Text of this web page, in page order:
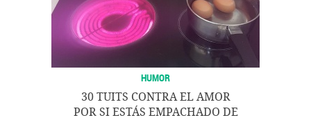
HUMOR
30 TUITS CONTRA EL AMOR
POR SI ESTÁS EMPACHADO DE